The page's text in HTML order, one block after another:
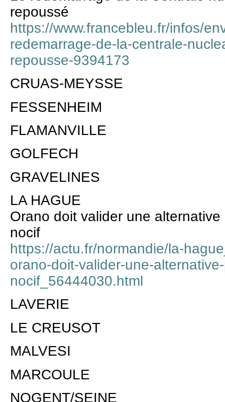
repoussé
https://www.francebleu.fr/infos/
redemarrage-de-la-centrale-
repousse-9394173
CRUAS-MEYSSE
FESSENHEIM
FLAMANVILLE
GOLFECH
GRAVELINES
LA HAGUE
Orano doit valider une
nocif
https://actu.fr/normandie/la-
orano-doit-valider-une-
nocif_56444030.html
LAVERIE
LE CREUSOT
MALVESI
MARCOULE
NOGENT/SEINE